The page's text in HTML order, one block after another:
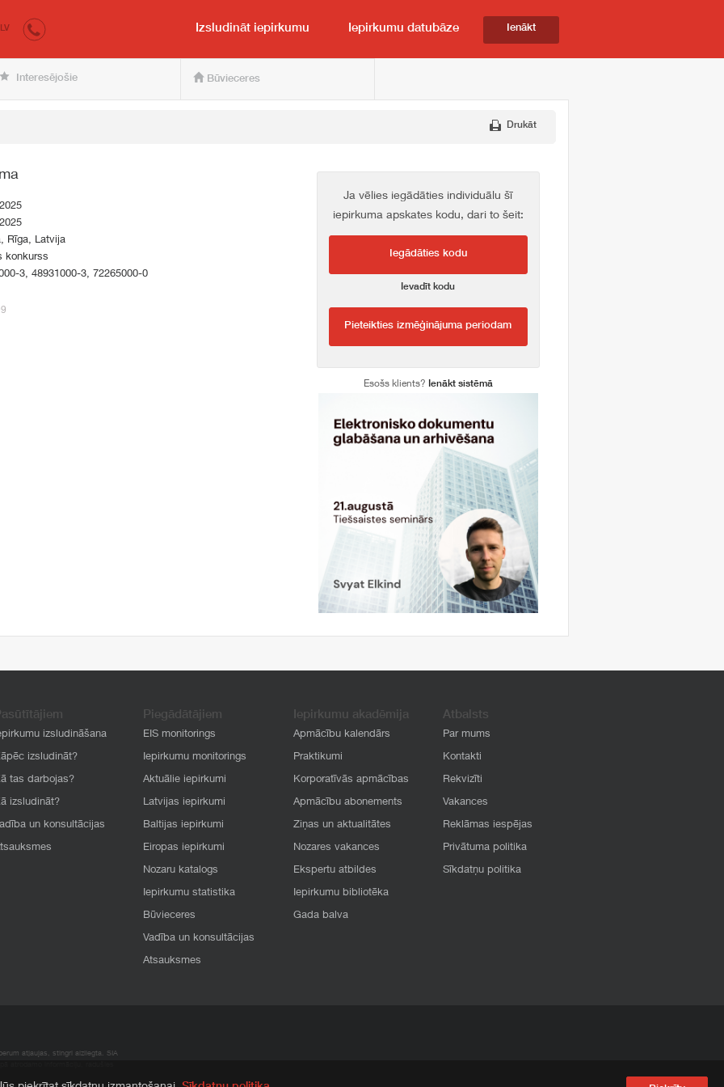
pircējam un pārdevējam
LV Izsludināt iepirkumu Iepirkumu datubāze Ienākt
Interesējošie Būvieceres
Drukāt
Rīga, Latvija
konkurss
3, 48931000-3, 72265000-0
Ja vēlies iegādāties individuālu šī
iepirkuma apskates kodu, dari to šeit:
Iegādāties kodu
Ievadīt kodu
Pieteikties izmēģinājuma periodam
Esošs klients? Ienākt sistēmā
izsludināšana
izsludināt?
tas darbojas?
izsludināt?
un konsultācijas
Piegādātājiem
EIS monitorings
Iepirkumu monitorings
Aktuālie iepirkumi
Latvijas iepirkumi
Baltijas iepirkumi
Eiropas iepirkumi
Nozaru katalogs
Iepirkumu statistika
Būvieceres
Vadība un konsultācijas
Atsauksmes
Iepirkumu akadēmija
Apmācību kalendārs
Praktikumi
Korporatīvās apmācības
Apmācību abonements
Ziņas un aktualitātes
Nozares vakances
Ekspertu atbildes
Iepirkumu bibliotēka
Gada balva
Atbalsts
Par mums
Kontakti
Rekvizīti
Vakances
Reklāmas iespējas
Privātuma politika
Sīkdatņu politika
atļaujas, stingri aizliegta. SIA